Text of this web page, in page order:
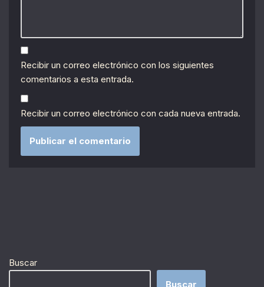
Recibir un correo electrónico con los siguientes
comentarios a esta entrada.
Recibir un correo electrónico con cada nueva entrada.
Buscar
Buscar